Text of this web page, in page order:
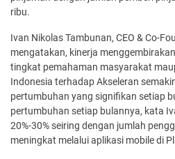
ribu.
Ivan Nikolas Tambunan, CEO & Co-
mengatakan, kinerja
tingkat pemahaman masyarakat
Indonesia terhadap Akseleran
pertumbuhan yang signifikan setiap
pertumbuhan setiap bulannya, kata
20%-30% seiring dengan jumlah
meningkat melalui aplikasi mobile di